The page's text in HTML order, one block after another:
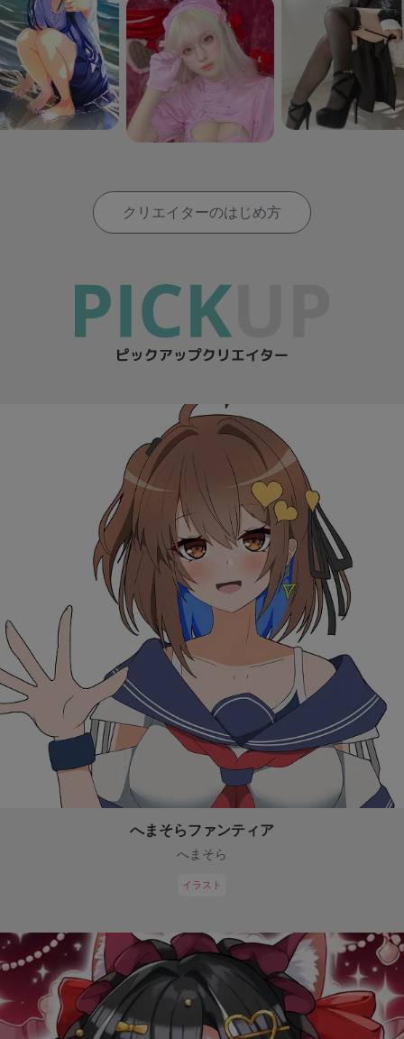
クリエイターのはじめ方
へまそらファンティア
へまそら
イラスト